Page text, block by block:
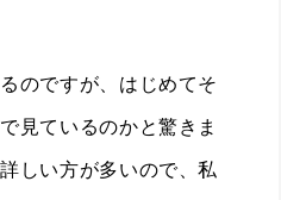
のですが、はじめてそ
見ているのかと驚きま
しい方が多いので、私